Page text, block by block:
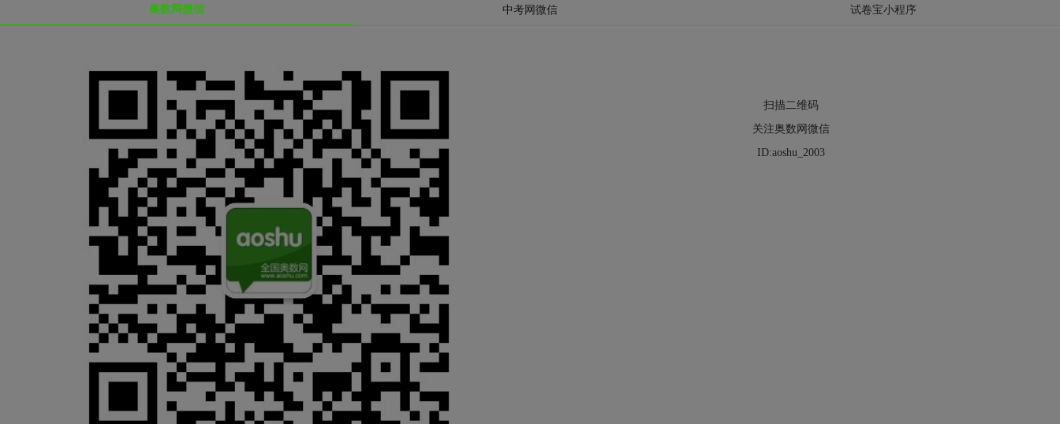
奥数网微信 中考网微信 试卷宝小程序
扫描二维码
关注奥数网微信
ID:aoshu_2003